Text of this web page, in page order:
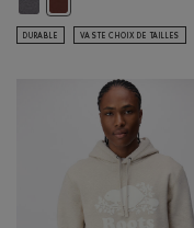
DURABLE VASTE CHOIX DE TAILLES